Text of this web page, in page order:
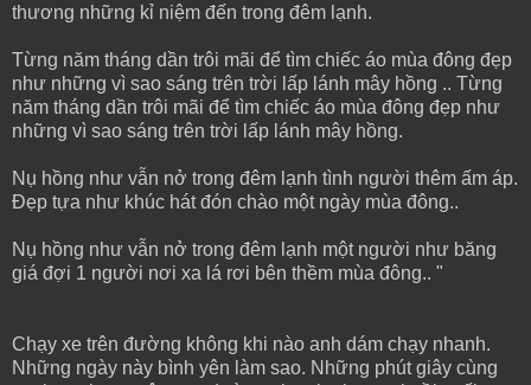
thương những kỉ niệm đến trong đêm lạnh.
Từng năm tháng dần trôi mãi để tìm chiếc áo mùa đông đẹp
như những vì sao sáng trên trời lấp lánh mây hồng .. Từng
năm tháng dần trôi mãi để tìm chiếc áo mùa đông đẹp như
những vì sao sáng trên trời lấp lánh mây hồng.
Nụ hồng như vẫn nở trong đêm lạnh tình người thêm ấm áp.
Đẹp tựa như khúc hát đón chào một ngày mùa đông..
Nụ hồng như vẫn nở trong đêm lạnh một người như băng
giá đợi 1 người nơi xa lá rơi bên thềm mùa đông.. "
Chạy xe trên đường không khi nào anh dám chạy nhanh.
Những ngày này bình yên làm sao. Những phút giây cùng